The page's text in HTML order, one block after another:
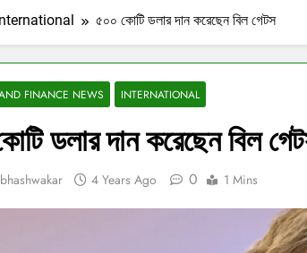
৫০০ কোটি ডলার দান করেছেন বিল গেটস
FINANCE NEWS INTERNATIONAL
ডলার দান করেছেন বিল
4 Years Ago 0 1 Mins